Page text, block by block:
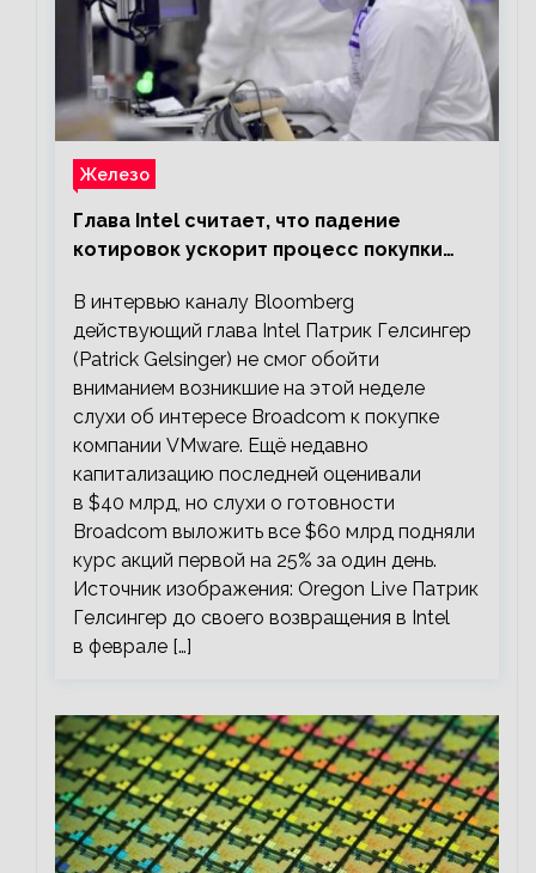
Железо
Глава Intel считает, что падение
котировок ускорит процесс покупки
В интервью каналу Bloomberg
действующий глава Intel Патрик Гелсингер
(Patrick Gelsinger) не смог обойти
вниманием возникшие на этой неделе
слухи об интересе Broadcom к покупке
компании VMware. Ещё недавно
капитализацию последней оценивали
в $40 млрд, но слухи о готовности
Broadcom выложить все $60 млрд подняли
курс акций первой на 25% за один день.
Источник изображения: Oregon Live Патрик
Гелсингер до своего возвращения в Intel
в феврале […]